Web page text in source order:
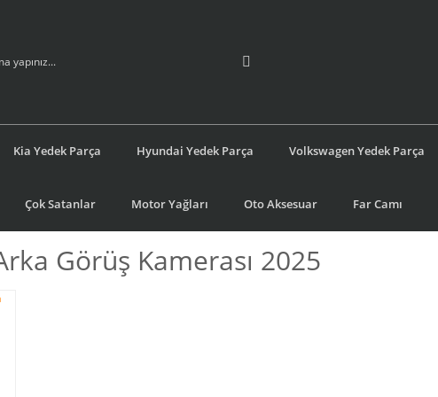
Kia Yedek Parça Hyundai Yedek Parça Volkswagen Yedek Parça
Çok Satanlar Motor Yağları Oto Aksesuar Far Camı
Görüş Kamerası 2025